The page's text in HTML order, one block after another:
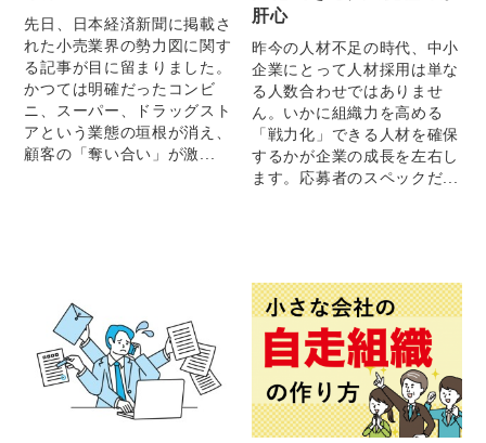
先日、日本経済新聞に掲載さ
れた小売業界の勢力図に関す
る記事が目に留まりました。
かつては明確だったコンビ
ニ、スーパー、ドラッグスト
アという業態の垣根が消え、
顧客の「奪い合い」が激...
肝心
昨今の人材不足の時代、中小
企業にとって人材採用は単な
る人数合わせではありませ
ん。いかに組織力を高める
「戦力化」できる人材を確保
するかが企業の成長を左右し
ます。応募者のスペックだ...